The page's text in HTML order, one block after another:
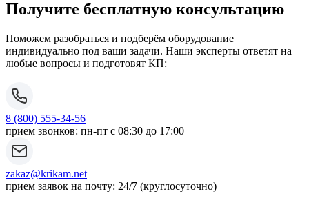
Получите бесплатную консультацию
Поможем разобраться и подберём оборудование
индивидуально под ваши задачи. Наши эксперты ответят на
любые вопросы и подготовят КП:
8 (800) 555-34-56
прием звонков: пн-пт с 08:30 до 17:00
zakaz@krikam.net
прием заявок на почту: 24/7 (круглосуточно)